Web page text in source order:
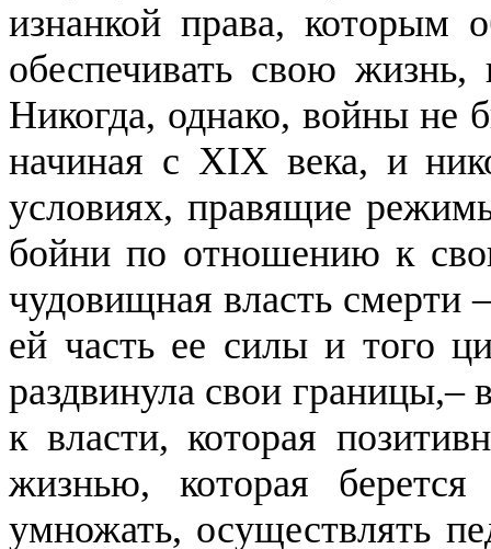
изнанкой права, которым
обеспечивать свою
Никогда, однако, войны не
начиная с XIX века, и
условиях, правящие
бойни по отношению к
чудовищная власть смерти
ей часть ее силы и того
раздвинула свои границы,–
к власти, которая
жизнью, которая
умножать, осуществлять